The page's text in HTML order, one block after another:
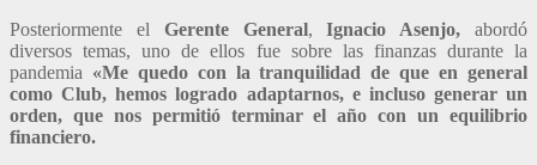
Posteriormente el Gerente General,Ignacio Asenjo,abordó
diversos temas, uno de ellos fue sobre las finanzas durante la
pandemia «Me quedo con la tranquilidad de que en general
como Club, hemos logrado adaptarnos, e incluso generar un
orden, que nos permitió terminar el año con un equilibrio
financiero.